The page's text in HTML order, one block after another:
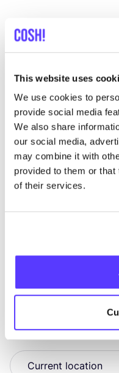
This website uses
We use cookies to
provide social media
We also share
our social media,
may combine it with
provided to them or
of their services.
Entdecke, wo
kannst